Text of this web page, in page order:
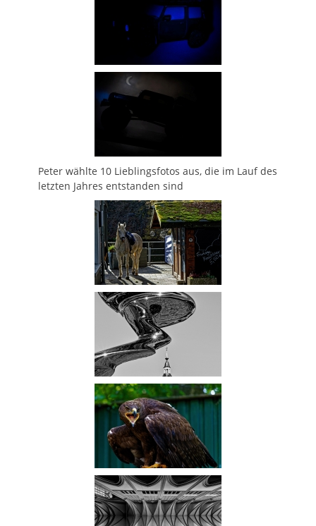
Peter wählte 10 Lieblingsfotos aus, die im Lauf des
letzten Jahres entstanden sind